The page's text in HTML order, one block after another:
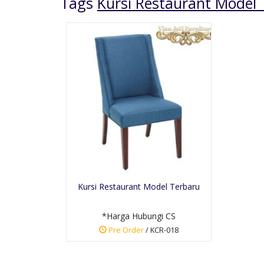
Kursi Restaurant Model Terbaru
*Harga Hubungi CS
Pre Order/ KCR-018
Kursi Tamu Kerajaan
Inggris